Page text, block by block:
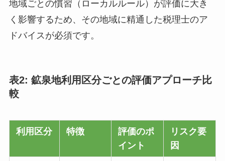
地域ごとの慣習（ローカルルール）が評価に大き
く影響するため、その地域に精通した税理士のア
ドバイスが必須です。
表2: 鉱泉地利用区分ごとの評価アプローチ比
較
利用区分 特徴
評価のポ
イント
リスク要
因